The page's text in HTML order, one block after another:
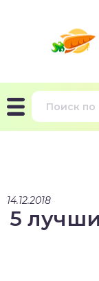
14.12.2018
5